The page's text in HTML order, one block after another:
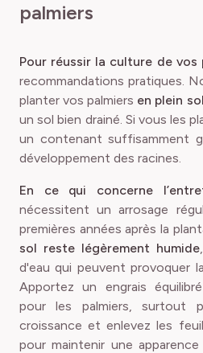
palmiers
Pour réussir la culture de vos
recommandations pratiques.
planter vos palmiers en plein
un sol bien drainé. Si vous les
un contenant suffisamment
développement des racines.
En ce qui concerne
nécessitent un arrosage
premières années après la
sol reste légèrement humide
d'eau qui peuvent provoquer
Apportez un engrais
pour les palmiers, surtout
croissance et enlevez les
pour maintenir une